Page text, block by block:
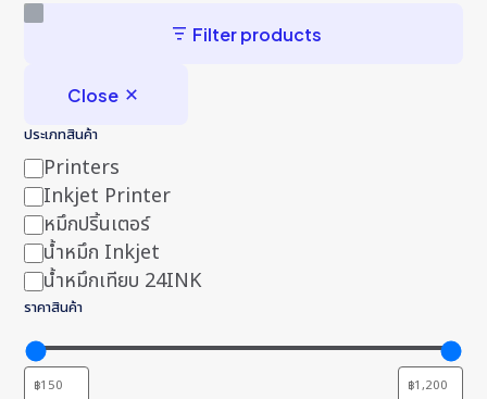
Filter products
Close
ประเภทสินค้า
Category
Printers
Inkjet Printer
หมึกปริ้นเตอร์
น้ำหมึก Inkjet
น้ำหมึกเทียบ 24INK
ราคาสินค้า